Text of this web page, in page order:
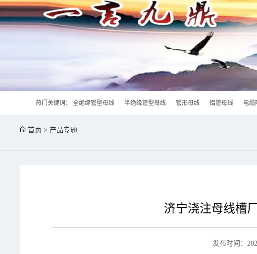
热门关键词： 全绝缘管型母线 半绝缘管型母线 管形母线 铝管母线 电缆
首页 > 产品专题
济宁浇注母线槽
发布时间：